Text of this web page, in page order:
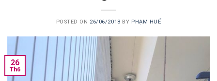
POSTED ON 26/06/2018 BY PHẠM HUẾ
26
Th6